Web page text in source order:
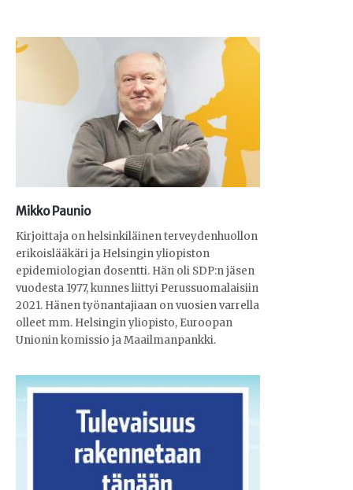
Mikko Paunio
Kirjoittaja on helsinkiläinen terveydenhuollon
erikoislääkäri ja Helsingin yliopiston
epidemiologian dosentti. Hän oli SDP:n jäsen
vuodesta 1977, kunnes liittyi Perussuomalaisiin
2021. Hänen työnantajiaan on vuosien varrella
olleet mm. Helsingin yliopisto, Euroopan
Unionin komissio ja Maailmanpankki.